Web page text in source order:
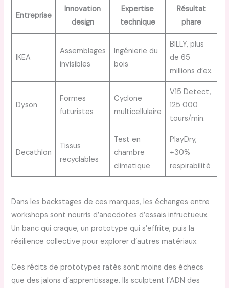
Entreprise
Innovation
design
Expertise
technique
Résultat
phare
IKEA
Assemblages
invisibles
Ingénierie du
bois
BILLY, plus
de 65
millions d’ex.
Dyson
Formes
futuristes
Cyclone
multicellulaire
V15 Detect,
125 000
tours/min.
Decathlon
Tissus
recyclables
Test en
chambre
climatique
PlayDry,
+30%
respirabilité
Dans les backstages de ces marques, les échanges entre
workshops sont nourris d’anecdotes d’essais infructueux.
Un banc qui craque, un prototype qui s’effrite, puis la
résilience collective pour explorer d’autres matériaux.
Ces récits de prototypes ratés sont moins des échecs
que des jalons d’apprentissage. Ils sculptent l’ADN des